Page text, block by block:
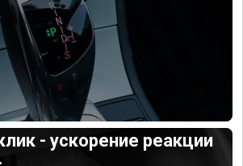
- ускорение реакции